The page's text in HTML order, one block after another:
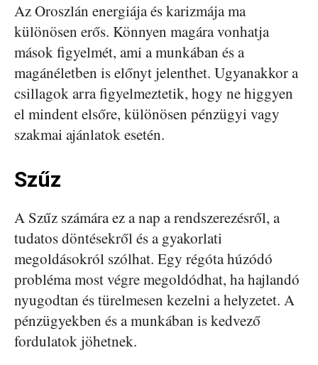
Az Oroszlán energiája és karizmája ma
különösen erős. Könnyen magára vonhatja
mások figyelmét, ami a munkában és a
magánéletben is előnyt jelenthet. Ugyanakkor a
csillagok arra figyelmeztetik, hogy ne higgyen
el mindent elsőre, különösen pénzügyi vagy
szakmai ajánlatok esetén.
Szűz
A Szűz számára ez a nap a rendszerezésről, a
tudatos döntésekről és a gyakorlati
megoldásokról szólhat. Egy régóta húzódó
probléma most végre megoldódhat, ha hajlandó
nyugodtan és türelmesen kezelni a helyzetet. A
pénzügyekben és a munkában is kedvező
fordulatok jöhetnek.